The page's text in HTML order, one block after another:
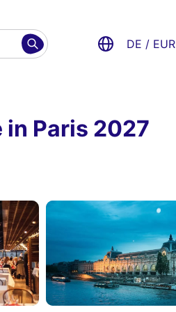
DE / EUR
in Paris 2027